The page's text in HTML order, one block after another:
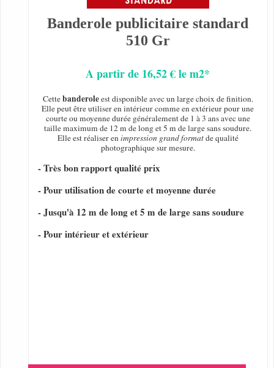
Banderole publicitaire standard
510 Gr
A partir de 16,52 € le m2*
Cettebanderoleest disponible avec un large choix de finition.
Elle peut être utiliser en intérieur comme en extérieur pour une
courte ou moyenne durée généralement de 1 à 3 ans avec une
taille maximum de 12 m de long et 5 m de large sans soudure.
Elle est réaliser enimpression grand formatde qualité
photographique sur mesure.
- Très bon rapport qualité prix
- Pour utilisation de courte et moyenne durée
- Jusqu'à 12 m de long et 5 m de large sans soudure
- Pour intérieur et extérieur